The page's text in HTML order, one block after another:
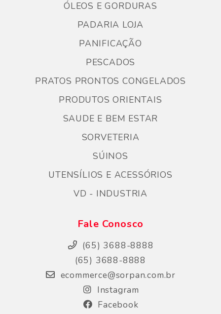
ÓLEOS E GORDURAS
PADARIA LOJA
PANIFICAÇÃO
PESCADOS
PRATOS PRONTOS CONGELADOS
PRODUTOS ORIENTAIS
SAUDE E BEM ESTAR
SORVETERIA
SÚINOS
UTENSÍLIOS E ACESSÓRIOS
VD - INDUSTRIA
Fale Conosco
(65) 3688-8888
(65) 3688-8888
ecommerce@sorpan.com.br
Instagram
Facebook